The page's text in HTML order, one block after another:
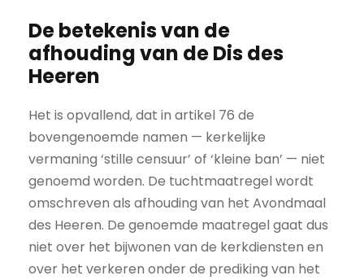
De betekenis van de
afhouding van de Dis des
Heeren
Het is opvallend, dat in artikel 76 de
bovengenoemde namen — kerkelijke
vermaning ‘stille censuur’ of ‘kleine ban’ — niet
genoemd worden. De tuchtmaatregel wordt
omschreven als afhouding van het Avondmaal
des Heeren. De genoemde maatregel gaat dus
niet over het bijwonen van de kerkdiensten en
over het verkeren onder de prediking van het